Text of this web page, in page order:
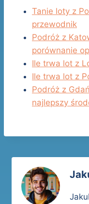
Tanie loty z
przewodnik
Podróż z
porównanie
Ile trwa lot z
Ile trwa lot z
Podróż z
najlepszy